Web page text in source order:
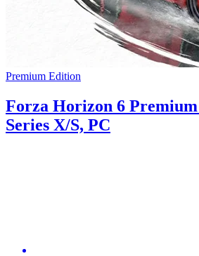
Premium Edition
Forza Horizon 6
Series X/S, PC